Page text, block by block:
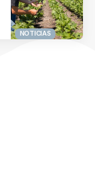
NOTICIAS